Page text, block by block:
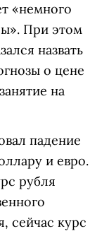
«немного
При этом
назвать
о цене
на
падение
и евро.
рубля
сейчас курс